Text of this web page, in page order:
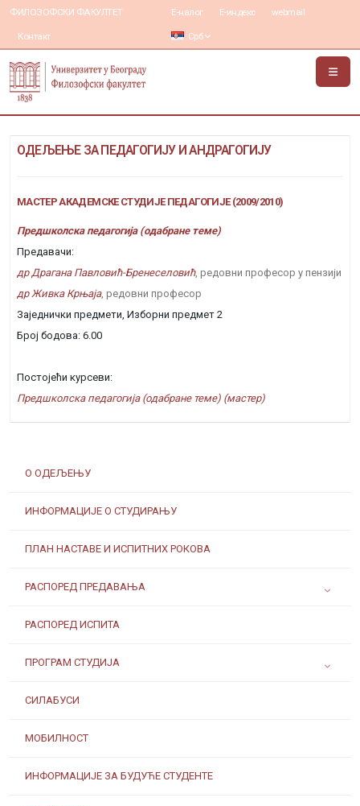
ФИЛОЗОФСКИ ФАКУЛТЕТ
Контакт
Е-налог Е-индекс webmail
Срб
О ОДЕЉЕЊУ
ИНФОРМАЦИЈЕ О СТУДИРАЊУ
ПЛАН НАСТАВЕ И ИСПИТНИХ РОКОВА
РАСПОРЕД ПРЕДАВАЊА
РАСПОРЕД ИСПИТА
ПРОГРАМ СТУДИЈА
СИЛАБУСИ
МОБИЛНОСТ
ИНФОРМАЦИЈЕ ЗА БУДУЋЕ СТУДЕНТЕ
ОДЕЉЕЊЕ ЗА ПЕДАГОГИЈУ И АНДРАГОГИЈУ
МАСТЕР АКАДЕМСКЕ СТУДИЈЕ ПЕДАГОГИЈЕ (2009/2010)
Предшколска педагогија (одабране теме)
Предавачи:
др Драгана Павловић-Бренеселовић, редовни професор у пензији
др Живка Крњаја, редовни професор
Заједнички предмети, Изборни предмет 2
Број бодова: 6.00
Постојећи курсеви:
Предшколска педагогија (одабране теме) (мастер)